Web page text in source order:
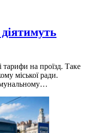
тарифи на проїзд. Таке
міської ради.